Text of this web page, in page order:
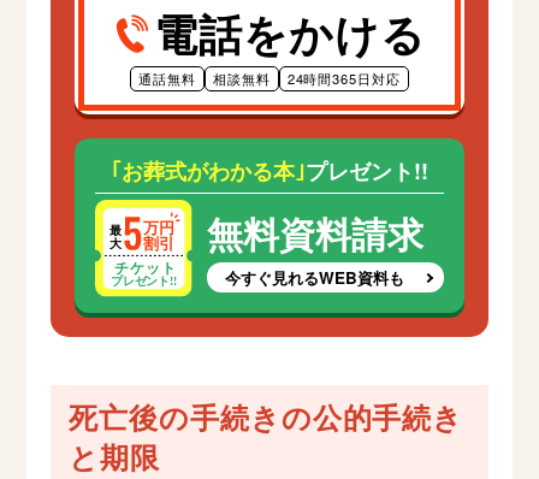
電話をかける
通話無料 相談無料 24時間365日対応
｢お葬式がわかる本｣プレゼント!!
無料資料請求
今すぐ見れるWEB資料も
死亡後の手続きの公的手続き
と期限